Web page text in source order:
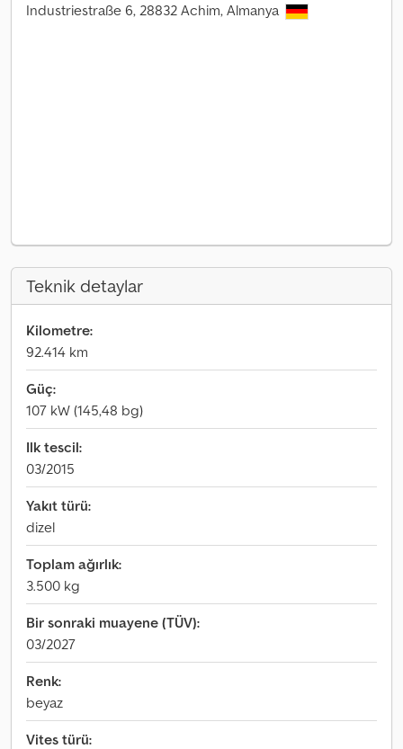
Industriestraße 6, 28832 Achim, Almanya
Teknik detaylar
Kilometre:
92.414 km
Güç:
107 kW (145,48 bg)
Ilk tescil:
03/2015
Yakıt türü:
dizel
Toplam ağırlık:
3.500 kg
Bir sonraki muayene (TÜV):
03/2027
Renk:
beyaz
Vites türü: